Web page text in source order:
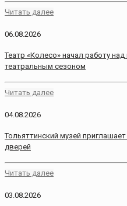
Читать далее
06.08.2026
Театр «Колесо» начал работу
театральным сезоном
Читать далее
04.08.2026
Тольяттинский музей
дверей
Читать далее
03.08.2026